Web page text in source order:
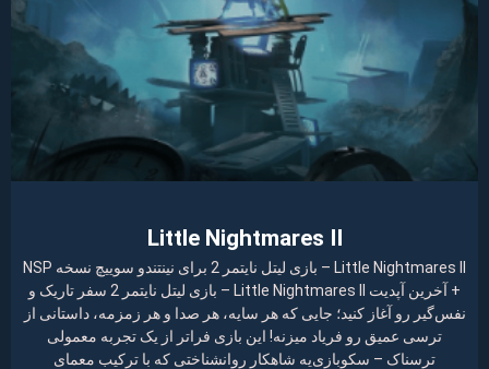
Little Nightmares II
Little Nightmares II – بازی لیتل نایتمر 2 برای نینتندو سوییچ نسخه NSP
+ آخرین آپدیت Little Nightmares II – بازی لیتل نایتمر 2 سفر تاریک و
نفس‌گیر رو آغاز کنید؛ جایی که هر سایه، هر صدا و هر زمزمه، داستانی از
ترسی عمیق رو فریاد میزنه! این بازی فراتر از یک تجربه معمولی
ترسناک – سکوبازی‌یه شاهکار روانشناختی که با ترکیب معمای